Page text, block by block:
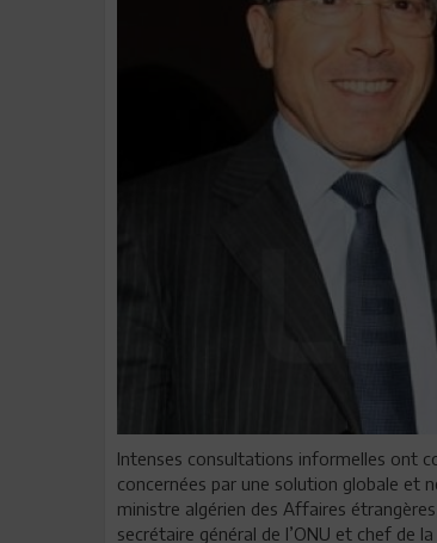
Intenses consultations informelles ont
concernées par une solution globale et
ministre algérien des Affaires
secrétaire général de l’ONU et chef de